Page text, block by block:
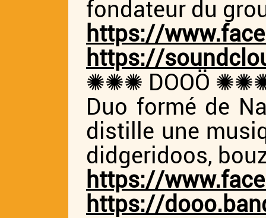
fondateur du
https://
https://
✺✺✺ DOOÖ
Duo formé de
distille une
didgeridoos,
https://
https://